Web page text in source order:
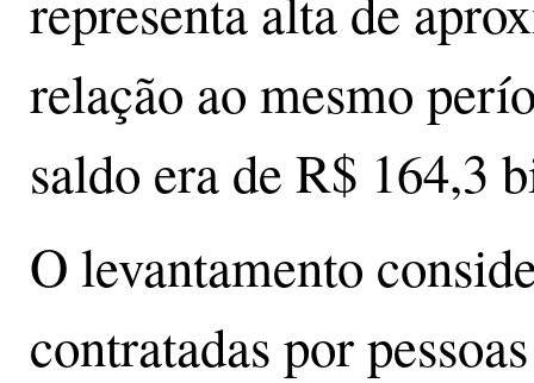
relação ao mesmo
saldo era de R$ 164,3
O levantamento
contratadas por